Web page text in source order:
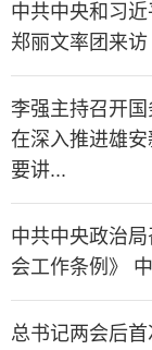
中共中央和习
郑丽文率团来访
李强主持召开
在深入推进雄
要讲...
中共中央政治
会工作条例》
总书记两会后首